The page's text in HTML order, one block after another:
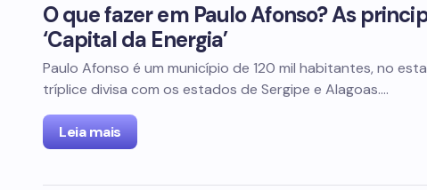
O que fazer em Paulo Afonso? As
‘Capital da Energia’
Paulo Afonso é um município de 120 mil habitantes, no
tríplice divisa com os estados de Sergipe e Alagoas.…
Leia mais